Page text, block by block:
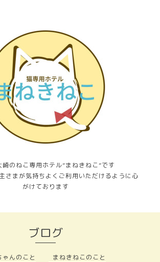
崎のねこ専用ホテル”まねきねこ”です
さまが気持ちよくご利用いただけるように心
がけております
ブログ
ゃんのこと まねきねこのこと